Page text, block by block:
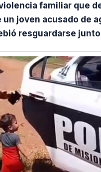
familiar que
joven acusado de
resguardarse junto